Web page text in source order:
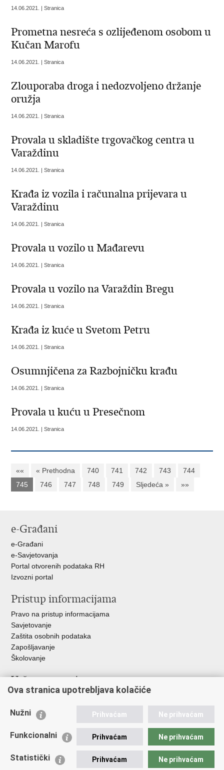
14.06.2021. | Stranica
Prometna nesreća s ozlijeđenom osobom u
Kučan Marofu
14.06.2021. | Stranica
Zlouporaba droga i nedozvoljeno držanje
oružja
14.06.2021. | Stranica
Provala u skladište trgovačkog centra u
Varaždinu
14.06.2021. | Stranica
Krađa iz vozila i računalna prijevara u
Varaždinu
14.06.2021. | Stranica
Provala u vozilo u Mađarevu
14.06.2021. | Stranica
Provala u vozilo na Varaždin Bregu
14.06.2021. | Stranica
Krađa iz kuće u Svetom Petru
14.06.2021. | Stranica
Osumnjičena za Razbojničku krađu
14.06.2021. | Stranica
Provala u kuću u Presečnom
14.06.2021. | Stranica
«« « Prethodna 740 741 742 743
744
745
746 747 748 749 Sljedeća » »»
e-Građani
e-Građani
e-Savjetovanja
Portal otvorenih podataka RH
Izvozni portal
Pristup informacijama
Pravo na pristup informacijama
Savjetovanje
Zaštita osobnih podataka
Zapošljavanje
Školovanje
Važne poveznice
Ministarstvo unutarnjih poslova
Udruge
Policijska akademija
Zaklada policijske solidarnosti
Ova stranica upotrebljava kolačiće
Nužni Prihvaćam Ne prihvaćam
Funkcionalni Prihvaćam Ne prihvaćam
Statistički Prihvaćam Ne prihvaćam